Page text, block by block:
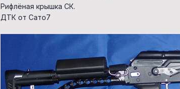
Рифлёная крышка СК.
ДТК от Сато7